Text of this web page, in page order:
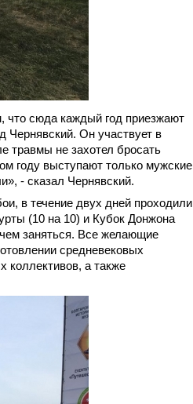
что сюда каждый год приезжают
Чернявский. Он участвует в
травмы не захотел бросать
году выступают только мужские
- сказал Чернявский.
в течение двух дней проходили
(10 на 10) и Кубок Донжона
заняться. Все желающие
средневековых
коллективов, а также